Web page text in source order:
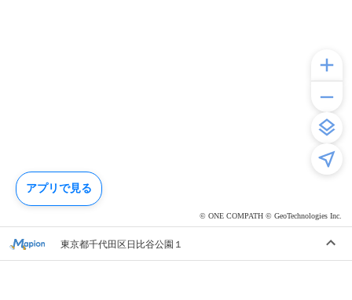
© ONE COMPATH © GeoTechnologies Inc.
東京都千代田区日比谷公園１
アプリで見る